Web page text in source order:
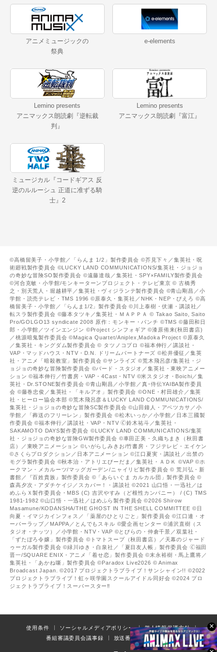
×
アニメミュージックの
祭典
e-elements
Lemino presents
アニマックス朗読劇『逆転裁
判』
Lemino presents
アニマックス朗読劇『富江』
ミュージカル『コードギアス 反
逆のルルーシュ 正道に准ずる騎
士』2
©高橋留美子・小学館／「らんま 1/2」製作委員会 ©芥見下々／集英社・呪
術廻戦製作委員会 ©LUCKY LAND COMMUNICATIONS/集英社・ジョジョ
の奇妙な冒険SO製作委員会 ©遠藤達哉／集英社・SPY×FAMILY製作委員会
©河合克敏・小学館/モンキーターンプロジェクト・テレビ東京 © 古橋秀
之・別天荒人・堀越耕平／集英社・ヴィジランテ製作委員会 ©青山剛昌／小
学館・読売テレビ・TMS 1996 ©原泰久・集英社／NHK・NEP・ぴえろ ©高
橋留美子・小学館／「らんま1/2」製作委員会 ©川上泰樹・伏瀬・講談社／
転スラ製作委員会 ©藤本タツキ／集英社・ＭＡＰＰＡ © Takao Saito, Saito
Pro/GOLGO13 syndicate 2008 原作：モンキー・パンチ ©TMS ©藤田和日
郎・小学館／ツインエンジン ©Project シンフォギア ©漆原侑来(秋田書店)
／桃源暗鬼製作委員会 ©Magica Quartet/Aniplex,Madoka Project ©原泰久
／集英社・キングダム製作委員会 © タツノコプロ ©福本伸行／講談社・
VAP・マッドハウス・NTV・D.N. ドリームパートナーズ ©松井優征／集英
社・アニメ「暗殺教室」製作委員会 ©サンライズ ©荒木飛呂彦/集英社・ジ
ョジョの奇妙な冒険製作委員会 ©バード・スタジオ／集英社・東映アニメー
ション ©福本伸行／竹書房・VAP・4Cast・NTV ©米スタジオ・Boichi／集
英社・Dr.STONE製作委員会 ©青山剛昌／小学館／真･侍伝YAIBA製作委員
会 ©藤巻忠俊／集英社・「キルアオ」製作委員会 ©ONE・村田雄介／集英
社・ヒーロー協会本部 ©荒木飛呂彦＆LUCKY LAND COMMUNICATIONS/
集英社・ジョジョの奇妙な冒険SC製作委員会 ©山田鐘人・アベツカサ／小
学館／「葬送のフリーレン」製作委員会 ©松木いっか／小学館／日本三國製
作委員会 ©福本伸行／講談社・VAP・NTV 🄫鈴木祐斗／集英社・
SAKAMOTO DAYS製作委員会 ©LUCKY LAND COMMUNICATIONS/集英
社・ジョジョの奇妙な冒険GW製作委員会 ©車田正美・久織ちまき（秋田書
店）／東映アニメーション ©いがらしみきお/竹書房・フジテレビ・エイケン
©さくらプロダクション／日本アニメーション ©江口夏実・講談社／出禁の
モグラ製作委員会 ©秋本治・アトリエびーだま／集英社・ＡＤＫ ©VAP ©ホ
ークマン・メカルーツ/マッグガーデン/ニャイリビ製作委員会 © 荒川弘・新
書館／『百姓貴族』製作委員会 ©「あらいぐま カルカル団」製作委員会 ©
森高夕次・アダチケイジ／スカパー！・講談社 ©2021 山口悟・一迅社／は
めふらＸ製作委員会・MBS (C) 吉沢やすみ（ど根性カンパニー） / (C) TMS
1981-1982 ©山口悟・一迅社／はめふら製作委員会 ©2026 Shirow
Masamune/KODANSHA/THE GHOST IN THE SHELL COMMITTEE ©日
向夏・イマジカインフォス／「薬屋のひとりごと」製作委員会 ©江口連・オ
ーバーラップ／MAPPA／とんでもスキル ©愛企画センター ©浦沢直樹（ス
タジオ・ナッツ）／小学館・NTV・VAP ©とびらの・仲倉千景／双葉社・
「ずたぼろ令嬢」製作委員会 ©トマトスープ（秋田書店）／天幕のジャード
ゥーガル製作委員会 ©緑川ゆき・白泉社／「夏目友人帳」製作委員会 🄫福田
晋一/SQUARE ENIX・アニメ「着せ恋」製作委員会 ©末永裕樹・馬上鷹将／
集英社・「あかね噺」製作委員会 ©Paradox Live2026 © Animax
Broadcast Japan. ©2017 プロジェクトラブライブ！サンシャイン!! ©2022
プロジェクトラブライブ！虹ヶ咲学園スクールアイドル同好会 ©2024 プロ
ジェクトラブライブ！スーパースター‼
使用条件 ソーシャルメディアポリシー
個人情報保護方針
番組審議委員会議事録
放送番組の編集の基準